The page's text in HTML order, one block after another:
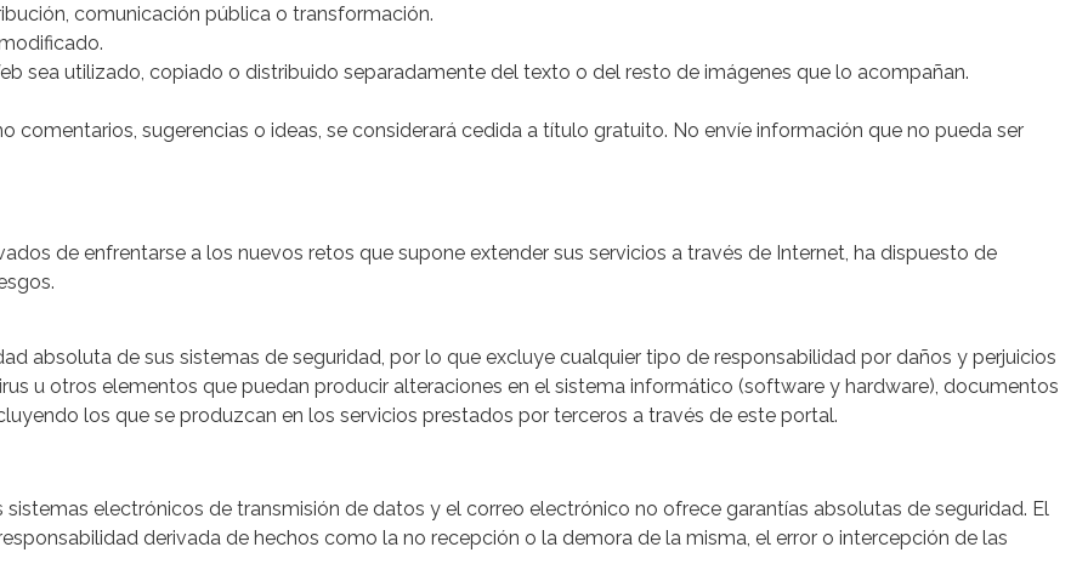
comunicación pública o transformación.
sea utilizado, copiado o distribuido separadamente del texto o del resto de imágenes que lo acompañan.
comentarios, sugerencias o ideas, se considerará cedida a título gratuito. No envíe información que no pueda ser
de enfrentarse a los nuevos retos que supone extender sus servicios a través de Internet, ha dispuesto de
absoluta de sus sistemas de seguridad, por lo que excluye cualquier tipo de responsabilidad por daños y perjuicios
u otros elementos que puedan producir alteraciones en el sistema informático (software y hardware), documentos
los que se produzcan en los servicios prestados por terceros a través de este portal.
electrónicos de transmisión de datos y el correo electrónico no ofrece garantías absolutas de seguridad. El
derivada de hechos como la no recepción o la demora de la misma, el error o intercepción de las